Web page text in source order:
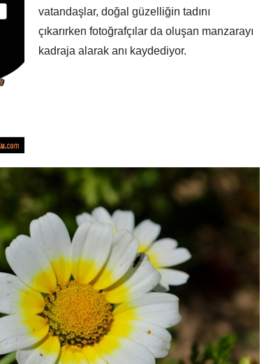
vatandaşlar, doğal güzelliğin tadını
çıkarırken fotoğrafçılar da oluşan manzarayı
kadraja alarak anı kaydediyor.